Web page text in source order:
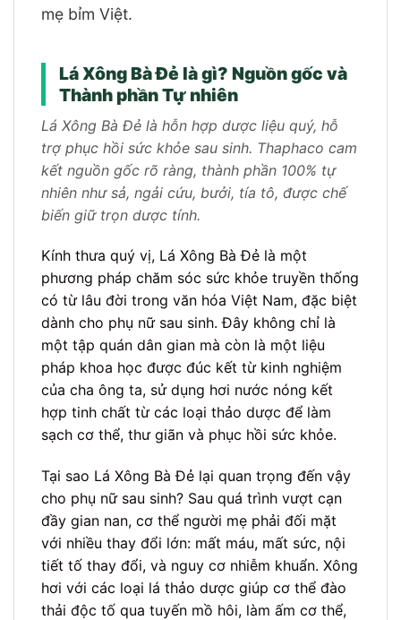
mẹ bỉm Việt.
Lá Xông Bà Đẻ là gì? Nguồn gốc và
Thành phần Tự nhiên
Lá Xông Bà Đẻ là hỗn hợp dược liệu quý, hỗ
trợ phục hồi sức khỏe sau sinh. Thaphaco cam
kết nguồn gốc rõ ràng, thành phần 100% tự
nhiên như sả, ngải cứu, bưởi, tía tô, được chế
biến giữ trọn dược tính.
Kính thưa quý vị, Lá Xông Bà Đẻ là một
phương pháp chăm sóc sức khỏe truyền thống
có từ lâu đời trong văn hóa Việt Nam, đặc biệt
dành cho phụ nữ sau sinh. Đây không chỉ là
một tập quán dân gian mà còn là một liệu
pháp khoa học được đúc kết từ kinh nghiệm
của cha ông ta, sử dụng hơi nước nóng kết
hợp tinh chất từ các loại thảo dược để làm
sạch cơ thể, thư giãn và phục hồi sức khỏe.
Tại sao Lá Xông Bà Đẻ lại quan trọng đến vậy
cho phụ nữ sau sinh? Sau quá trình vượt cạn
đầy gian nan, cơ thể người mẹ phải đối mặt
với nhiều thay đổi lớn: mất máu, mất sức, nội
tiết tố thay đổi, và nguy cơ nhiễm khuẩn. Xông
hơi với các loại lá thảo dược giúp cơ thể đào
thải độc tố qua tuyến mồ hôi, làm ấm cơ thể,